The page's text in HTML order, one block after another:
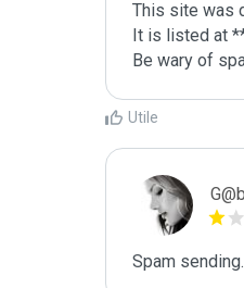
This site was
It is listed at
Be wary of
Utile
Spam sending.